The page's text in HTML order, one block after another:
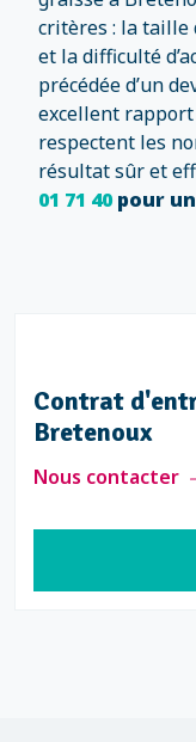
critères : la taille
et la difficulté
précédée d’un
excellent
respectent les
résultat sûr et
01 71 40pour
Contrat
Bretenoux
Nous contacter